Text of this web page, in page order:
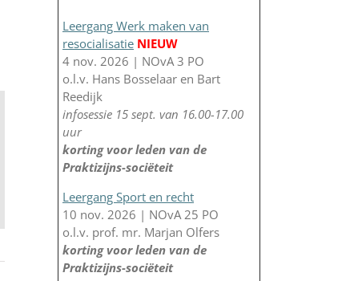
Leergang Werk maken van
resocialisatie NIEUW
4 nov. 2026 | NOvA 3 PO
o.l.v. Hans Bosselaar en Bart
Reedijk
infosessie 15 sept. van 16.00-17.00
uur
korting voor leden van de
Praktizijns-sociëteit
Leergang Sport en recht
10 nov. 2026 | NOvA 25 PO
o.l.v. prof. mr. Marjan Olfers
korting voor leden van de
Praktizijns-sociëteit